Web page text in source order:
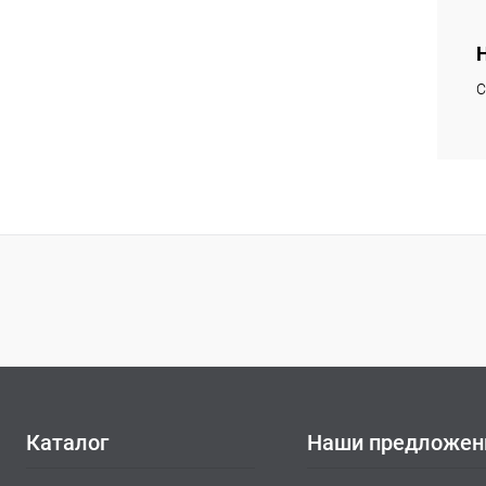
клик
Каталог Наши